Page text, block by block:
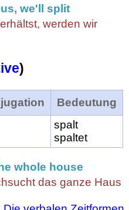
we'll split
werden wir
)
Bedeutung
spalt
spaltet
whole house
das ganze Haus